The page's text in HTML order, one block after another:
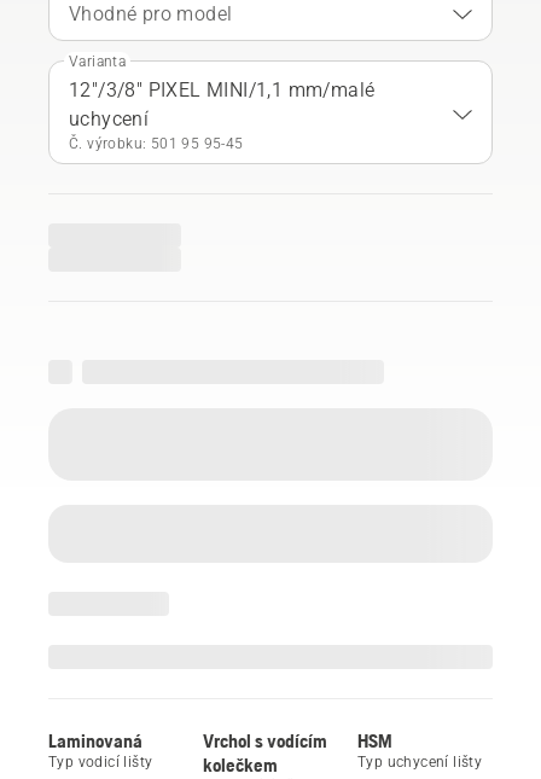
Vhodné pro model
Varianta
12"/3/8" PIXEL MINI/1,1 mm/malé
uchycení
Č. výrobku: 501 95 95‑45
Laminovaná
Typ vodicí lišty
Vrchol s vodícím
kolečkem
HSM
Typ uchycení lišty